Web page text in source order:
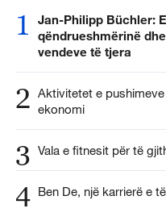
1
Jan-Philipp Büchler:
qëndrueshmërinë
vendeve të tjera
2 Aktivitetet e
ekonomi
3 Vala e fitnesit për të
4 Ben De, një karrierë e